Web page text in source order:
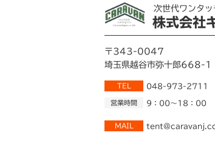
次世代ワンタ
株式会社
〒343-0047
埼玉県越谷市弥十郎668-1
TEL 048-973-2711
営業時間 9：00～18：00
MAIL